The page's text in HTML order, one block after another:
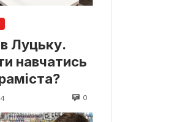
Луцьку.
навчатись
0